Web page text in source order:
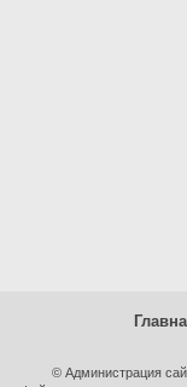
© Администрация